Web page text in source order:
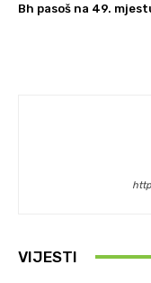
Bh pasoš na 49.
VIJESTI